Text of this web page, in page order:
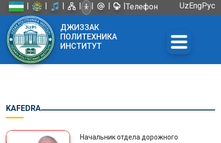
| | | | | | |Телефон
UzEngРус
ДЖИЗЗАК
ПОЛИТЕХНИКА
ИНСТИТУТ
KAFEDRA
Начальник отдела дорожного